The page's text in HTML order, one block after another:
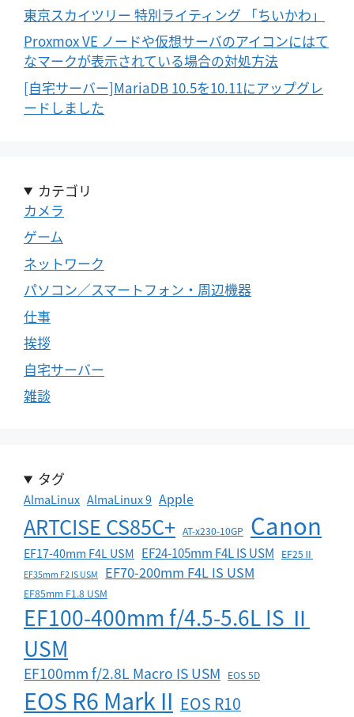
東京スカイツリー 特別ライティング 「ちいかわ」
Proxmox VE ノードや仮想サーバのアイコンにはて
なマークが表示されている場合の対処方法
[自宅サーバー]MariaDB 10.5を10.11にアップグレ
ードしました
カテゴリ
カメラ
ゲーム
ネットワーク
パソコン／スマートフォン・周辺機器
仕事
挨拶
自宅サーバー
雑談
タグ
AlmaLinux AlmaLinux 9 Apple
ARTCISE CS85C+ AT-x230-10GP Canon
EF17-40mm F4L USM EF24-105mm F4L IS USM EF25Ⅱ
EF35mm F2 IS USM EF70-200mm F4L IS USM
EF85mm F1.8 USM
EF100-400mm f/4.5-5.6L IS Ⅱ
USM
EF100mm f/2.8L Macro IS USM EOS 5D
EOS R6 Mark II EOS R10